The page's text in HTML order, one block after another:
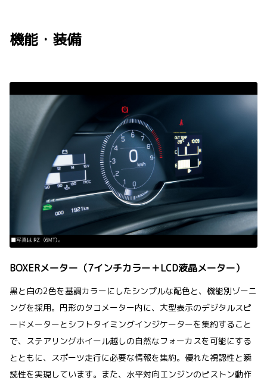
機能・装備
BOXERメーター（7インチカラー＋LCD液晶メーター）
黒と白の2色を基調カラーにしたシンプルな配色と、機能別ゾーニ
ングを採用。円形のタコメーター内に、大型表示のデジタルスピ
ードメーターとシフトタイミングインジケーターを集約すること
で、ステアリングホイール越しの自然なフォーカスを可能にする
とともに、スポーツ走行に必要な情報を集約。優れた視認性と瞬
読性を実現しています。また、水平対向エンジンのピストン動作